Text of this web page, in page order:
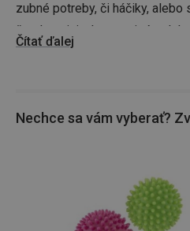
zubné potreby, či háčiky, alebo
šperkovniciach, organizéroch
toaletný papier, získa vaša
bytu? Máme pro vás praktické
Čítať ďalej
Nechce sa vám vyberať?